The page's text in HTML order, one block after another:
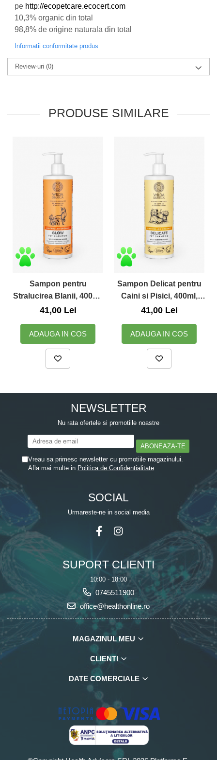
pe http://ecopetcare.ecocert.com
10,3% organic din total
98,8% de origine naturala din total
Informatii conformitate produs
Review-uri (0)
PRODUSE SIMILARE
Sampon pentru
Stralucirea Blanii, 400ml,
Wilda Siberica
41,00 Lei
ADAUGA IN COS
Sampon Delicat pentru
Caini si Pisici, 400ml,
Wilda Siberica
41,00 Lei
ADAUGA IN COS
NEWSLETTER
Nu rata ofertele si promotiile noastre
Vreau sa primesc newsletter cu promotiile magazinului.
Afla mai multe in Politica de Confidentialitate
SOCIAL
Urmareste-ne in social media
SUPORT CLIENTI
10:00 - 18:00
0745511900
office@healthonline.ro
MAGAZINUL MEU
CLIENTI
DATE COMERCIALE